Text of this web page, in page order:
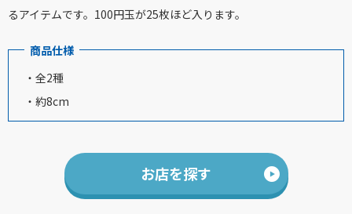
るアイテムです。100円玉が25枚ほど入ります。
商品仕様
・全2種
・約8cm
お店を探す